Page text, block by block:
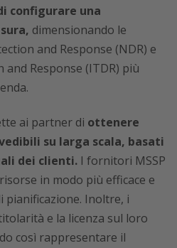
configurare una
dimensionando le
and Response (NDR) e
Response (ITDR) più
ai partner di ottenere
su larga scala, basati
dei clienti. I fornitori MSSP
in modo più efficace e
pianificazione. Inoltre, i
e la licenza sul loro
così rappresentare il